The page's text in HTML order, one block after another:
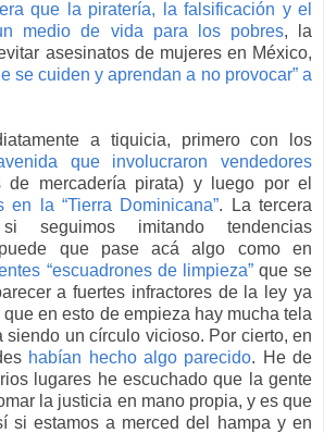
que la piratería, la falsificación y el
medio de vida para los pobres, la
asesinatos de mujeres en México,
se cuiden y aprendan a no provocar” a
a tiquicia, primero con los
que involucraron vendedores
de mercadería pirata) y luego por el
en la “Tierra Dominicana”.
La tercera
imitando tendencias
puede que pase acá algo como en
“escuadrones de limpieza”que se
a fuertes infractores de la ley ya
en esto de empieza hay mucha tela
siendo un círculo vicioso. Por cierto, en
habían hecho algo parecido. He de
lugares he escuchado que la gente
la justicia en mano propia, y es que
si estamos a merced del hampa y en